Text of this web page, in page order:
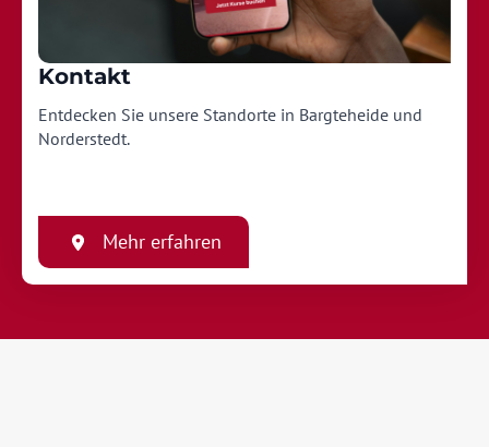
Kontakt
Entdecken Sie unsere Standorte in Bargteheide und
Norderstedt.
Mehr erfahren